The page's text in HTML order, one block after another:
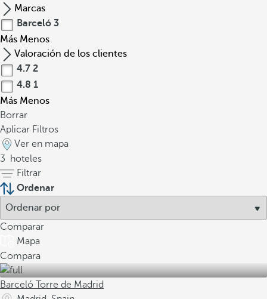
Marcas
Barceló 3
Más Menos
Valoración de los clientes
4.7 2
4.8 1
Más Menos
Borrar
Aplicar Filtros
Ver en mapa
3
hoteles
Filtrar
Ordenar
Comparar
Mapa
Compara
Barceló Torre de Madrid